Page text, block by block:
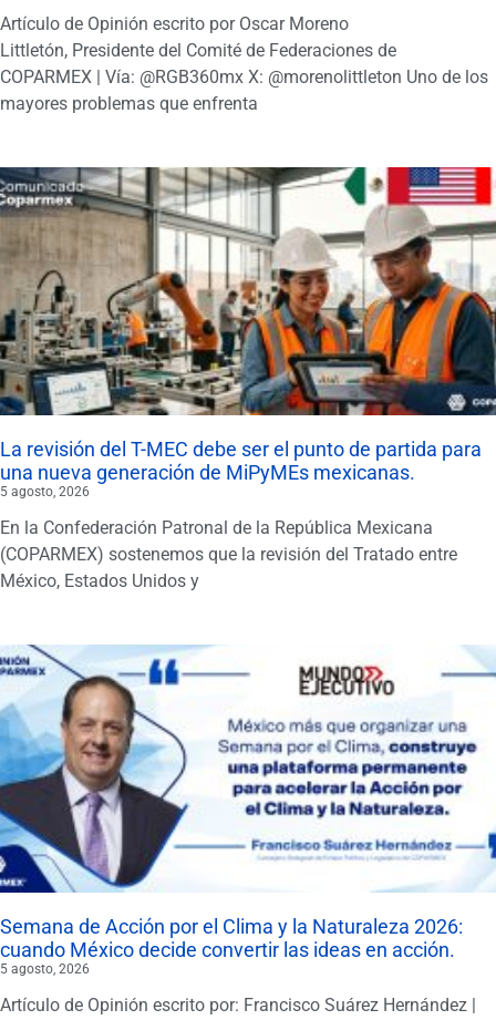
Artículo de Opinión escrito por Oscar Moreno
Littletón, Presidente del Comité de Federaciones de
COPARMEX | Vía: @RGB360mx X: @morenolittleton Uno de los
mayores problemas que enfrenta
La revisión del T-MEC debe ser el punto de partida para
una nueva generación de MiPyMEs mexicanas.
5 agosto, 2026
En la Confederación Patronal de la República Mexicana
(COPARMEX) sostenemos que la revisión del Tratado entre
México, Estados Unidos y
Semana de Acción por el Clima y la Naturaleza 2026:
cuando México decide convertir las ideas en acción.
5 agosto, 2026
Artículo de Opinión escrito por: Francisco Suárez Hernández |